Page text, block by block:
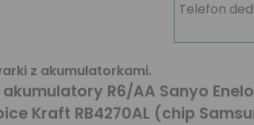
Telefon
z akumulatorkami.
R6/AA Sanyo
Kraft RB4270AL (chip